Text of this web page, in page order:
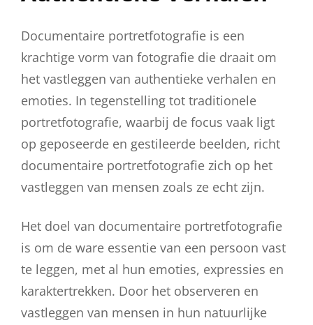
Documentaire portretfotografie is een
krachtige vorm van fotografie die draait om
het vastleggen van authentieke verhalen en
emoties. In tegenstelling tot traditionele
portretfotografie, waarbij de focus vaak ligt
op geposeerde en gestileerde beelden, richt
documentaire portretfotografie zich op het
vastleggen van mensen zoals ze echt zijn.
Het doel van documentaire portretfotografie
is om de ware essentie van een persoon vast
te leggen, met al hun emoties, expressies en
karaktertrekken. Door het observeren en
vastleggen van mensen in hun natuurlijke